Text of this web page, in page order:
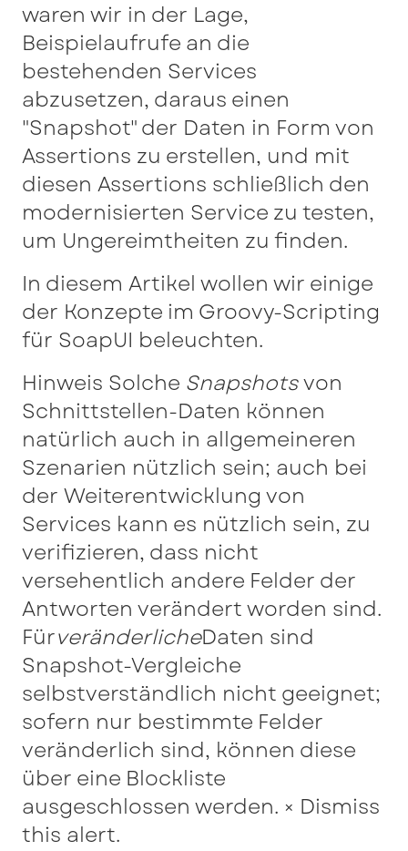
waren wir in der Lage,
Beispielaufrufe an die
bestehenden Services
abzusetzen, daraus einen
"Snapshot" der Daten in Form von
Assertions zu erstellen, und mit
diesen Assertions schließlich den
modernisierten Service zu testen,
um Ungereimtheiten zu finden.
In diesem Artikel wollen wir einige
der Konzepte im Groovy-Scripting
für SoapUI beleuchten.
Hinweis Solche Snapshotsvon
Schnittstellen-Daten können
natürlich auch in allgemeineren
Szenarien nützlich sein; auch bei
der Weiterentwicklung von
Services kann es nützlich sein, zu
verifizieren, dass nicht
versehentlich andere Felder der
Antworten verändert worden sind.
FürveränderlicheDaten sind
Snapshot-Vergleiche
selbstverständlich nicht geeignet;
sofern nur bestimmte Felder
veränderlich sind, können diese
über eine Blockliste
ausgeschlossen werden. × Dismiss
this alert.